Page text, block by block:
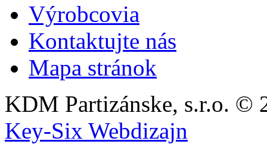
Výrobcovia
Kontaktujte nás
Mapa stránok
KDM Partizánske, s.r.o. ©
Key-Six Webdizajn